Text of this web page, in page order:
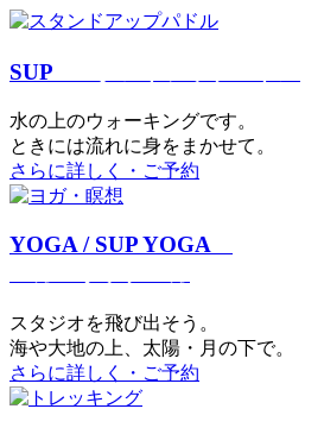
SUP
⽔の上のウォーキングです。
ときには流れに身をまかせて。
さらに詳しく・ご予約
YOGA / SUP YOGA
スタジオを⾶び出そう。
海や大地の上、太陽・⽉の下で。
さらに詳しく・ご予約